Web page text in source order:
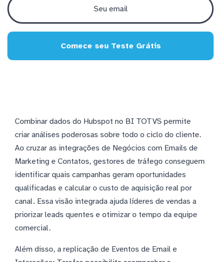
Comece seu Teste Grátis
Combinar dados do Hubspot no BI TOTVS permite
criar análises poderosas sobre todo o ciclo do cliente.
Ao cruzar as integrações de Negócios com Emails de
Marketing e Contatos, gestores de tráfego conseguem
identificar quais campanhas geram oportunidades
qualificadas e calcular o custo de aquisição real por
canal. Essa visão integrada ajuda líderes de vendas a
priorizar leads quentes e otimizar o tempo da equipe
comercial.
Além disso, a replicação de Eventos de Email e